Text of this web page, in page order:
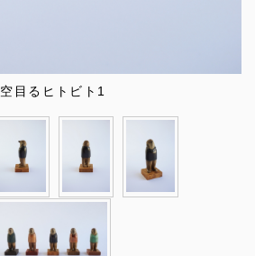
空目るヒトビト1